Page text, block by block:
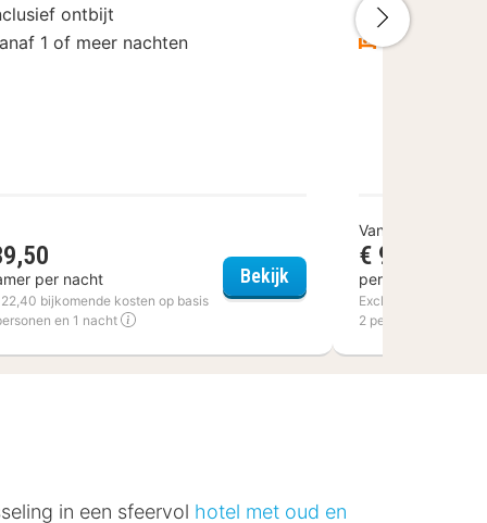
Harderwijk op de Veluwe
ontbijt
1 of meer nachten
per nacht
bijkomende kosten op basis
en 1 nacht
BekijkPlaza Premium The
Inclusief
Vanaf 1 of
Vanaf
€ 94
per kamer per
Excl. € 15
2 personen en 1
in een sfeervol hotel met oud en